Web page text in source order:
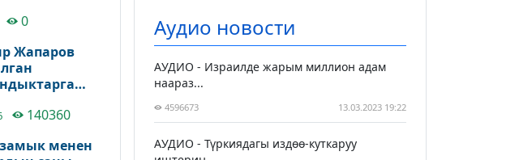
0
Жапаров
тапшырат
140360
менен
Аудио новости
АУДИО - Израилде жарым миллион адам
наараз...
4596673 13.03.2023 19:22
АУДИО - Түркиядагы издөө-куткаруу